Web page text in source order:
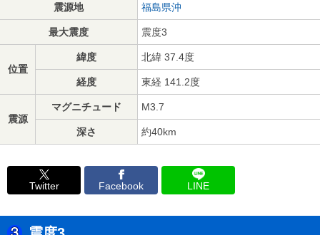
震源地 福島県沖
最大震度 震度3
位置
緯度 北緯 37.4度
経度 東経 141.2度
震源
マグニチュード M3.7
深さ 約40km
Twitter Facebook LINE